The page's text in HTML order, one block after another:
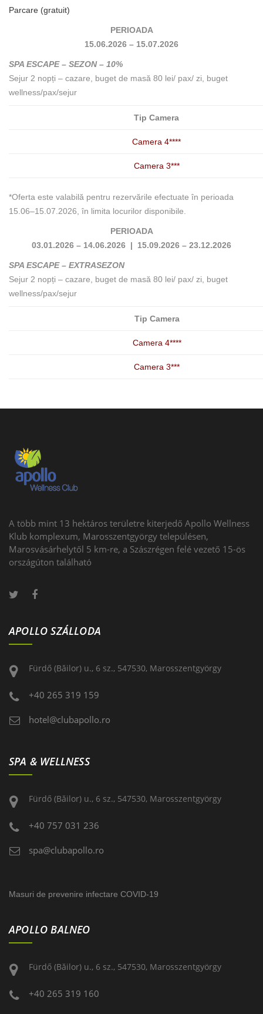
Parcare (gratuit)
PERIOADA
15.06.2026 – 15.07.2026
SPA ESCAPE – SEZON – 10%
Sejur 2 nopți – cazare, buget de masă 80 lei/ pax/ zi, buget
wellness/pax/sejur
Tip Camera
Camera 4****
Camera 3***
*Oferta este valabilă pentru rezervările efectuate în perioada
15.06–15.07.2026, în limita locurilor disponibile.
PERIOADA
03.01.2026 – 14.06.2026 | 15.09.2026 – 23.12.2026
SPA ESCAPE – EXTRASEZON
Sejur 2 nopți – cazare, buget de masă 80 lei/ pax/ zi, buget
wellness/pax/sejur
Tip Camera
Camera 4****
Camera 3***
A több mint 13 hektáros területre kiterjedő Apollo Wellness
Klub komplexum, Marosszentgyörgy településen,
Marosvásárhelytől 5 km-re, a Szászrégen felé vezető 15-ös
országúton található
APOLLO SZÁLLODA
Fürdő (Băilor) u., 6 sz., 547530, Marosszentgyörgy
+40 265 319 159
hotel@clubapollo.ro
SPA & WELLNESS
Fürdő (Băilor) u., 6 sz., 547530, Marosszentgyörgy
+40 757 031 236
spa@clubapollo.ro
Masuri de prevenire infectare COVID-19
APOLLO BALNEO
Fürdő (Băilor) u., 6 sz., 547530, Marosszentgyörgy
+40 265 319 160